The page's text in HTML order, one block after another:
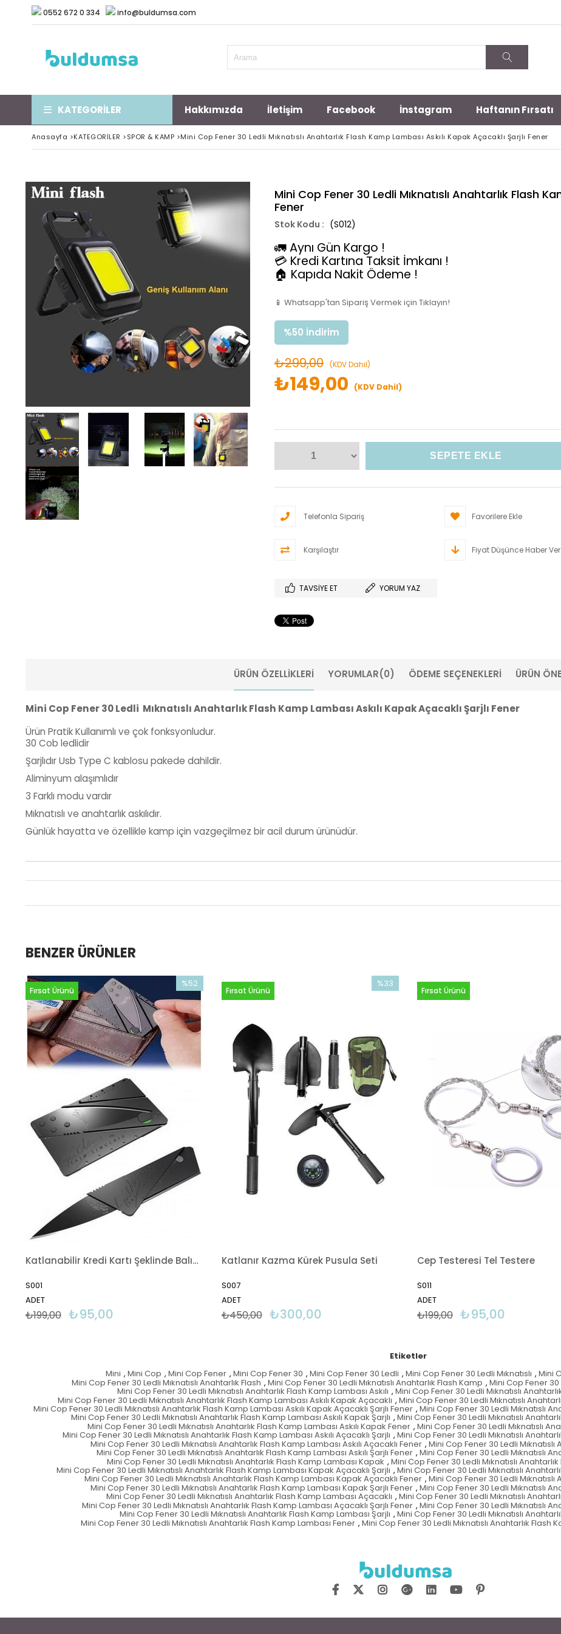
0552 672 0 334 info@buldumsa.com
KATEGORİLER Hakkımızda İletişim Facebook İnstagram Haftanın Fırsatı
Anasayfa >KATEGORİLER >SPOR & KAMP >Mini Cop Fener 30 Ledli Mıknatıslı Anahtarlık Flash Kamp Lambası Askılı Kapak Açacaklı Şarjlı Fener
Mini Cop Fener 30 Ledli Mıknatıslı Anahtarlık Flash
Fener
(S012)
🚛 Aynı Gün Kargo !
💳 Kredi Kartına Taksit İmkanı !
🏠 Kapıda Nakit Ödeme !
📱 Whatsapp'tan Sipariş Vermek için Tıklayın!
%50 İndirim
₺299,00 (KDV Dahil)
₺149,00 (KDV Dahil)
Telefonla Sipariş Favorilere Ekle
Karşılaştır Fiyat Düşünce Haber Ver
TAVSIYE ET YORUM YAZ
ÜRÜN ÖZELLIKLERI YORUMLAR(0) ÖDEME SEÇENEKLERI ÜRÜN
Mini Cop Fener 30 Ledli Mıknatıslı Anahtarlık Flash Kamp Lambası Askılı Kapak Açacaklı Şarjlı Fener
Ürün Pratik Kullanımlı ve çok fonksyonludur.
30 Cob ledlidir
Şarjlıdır Usb Type C kablosu pakede dahildir.
Aliminyum alaşımlıdır
3 Farklı modu vardır
Mıknatıslı ve anahtarlık askılıdır.
Günlük hayatta ve özellikle kamp için vazgeçilmez bir acil durum ürünüdür.
BENZER ÜRÜNLER
Katlanabilir Kredi Kartı Şeklinde Balıkçı Çakısı Bıçak Kesici
S001
ADET
₺95,00
₺199,00
%52
İndirim
%52İndirim
Fırsat Ürünü
Katlanır Kazma Kürek Pusula Seti
S007
ADET
₺300,00
₺450,00
%33
Fırsat Ürünü
Cep Testeresi Tel Testere
S011
ADET
₺95,00
₺199,00
Fırsat Ürünü
Etiketler
Mini , Mini Cop , Mini Cop Fener , Mini Cop Fener 30 , Mini Cop Fener 30 Ledli , Mini Cop Fener 30 Ledli Mıknatıslı , Mini
Mini Cop Fener 30 Ledli Mıknatıslı Anahtarlık Flash , Mini Cop Fener 30 Ledli Mıknatıslı Anahtarlık Flash Kamp , Mini Cop Fener 30
Mini Cop Fener 30 Ledli Mıknatıslı Anahtarlık Flash Kamp Lambası Askılı , Mini Cop Fener 30 Ledli Mıknatıslı
Mini Cop Fener 30 Ledli Mıknatıslı Anahtarlık Flash Kamp Lambası Askılı Kapak Açacaklı , Mini Cop Fener 30 Ledli Mıknatıslı
Mini Cop Fener 30 Ledli Mıknatıslı Anahtarlık Flash Kamp Lambası Askılı Kapak Açacaklı Şarjlı Fener , Mini Cop Fener 30 Ledli Mıknatıslı
Mini Cop Fener 30 Ledli Mıknatıslı Anahtarlık Flash Kamp Lambası Askılı Kapak Şarjlı , Mini Cop Fener 30 Ledli Mıknatıslı
Mini Cop Fener 30 Ledli Mıknatıslı Anahtarlık Flash Kamp Lambası Askılı Kapak Fener , Mini Cop Fener 30 Ledli Mıknatıslı
Mini Cop Fener 30 Ledli Mıknatıslı Anahtarlık Flash Kamp Lambası Askılı Açacaklı Şarjlı , Mini Cop Fener 30 Ledli Mıknatıslı
Mini Cop Fener 30 Ledli Mıknatıslı Anahtarlık Flash Kamp Lambası Askılı Açacaklı Fener , Mini Cop Fener 30 Ledli Mıknatıslı
Mini Cop Fener 30 Ledli Mıknatıslı Anahtarlık Flash Kamp Lambası Askılı Şarjlı Fener , Mini Cop Fener 30 Ledli Mıknatıslı
Mini Cop Fener 30 Ledli Mıknatıslı Anahtarlık Flash Kamp Lambası Kapak , Mini Cop Fener 30 Ledli Mıknatıslı
Mini Cop Fener 30 Ledli Mıknatıslı Anahtarlık Flash Kamp Lambası Kapak Açacaklı Şarjlı , Mini Cop Fener 30 Ledli Mıknatıslı
Mini Cop Fener 30 Ledli Mıknatıslı Anahtarlık Flash Kamp Lambası Kapak Açacaklı Fener , Mini Cop Fener 30 Ledli
Mini Cop Fener 30 Ledli Mıknatıslı Anahtarlık Flash Kamp Lambası Kapak Şarjlı Fener , Mini Cop Fener 30 Ledli Mıknatıslı
Mini Cop Fener 30 Ledli Mıknatıslı Anahtarlık Flash Kamp Lambası Açacaklı , Mini Cop Fener 30 Ledli Mıknatıslı
Mini Cop Fener 30 Ledli Mıknatıslı Anahtarlık Flash Kamp Lambası Açacaklı Şarjlı Fener , Mini Cop Fener 30 Ledli Mıknatıslı
Mini Cop Fener 30 Ledli Mıknatıslı Anahtarlık Flash Kamp Lambası Şarjlı , Mini Cop Fener 30 Ledli Mıknatıslı
Mini Cop Fener 30 Ledli Mıknatıslı Anahtarlık Flash Kamp Lambası Fener , Mini Cop Fener 30 Ledli Mıknatıslı Anahtarlık Flash